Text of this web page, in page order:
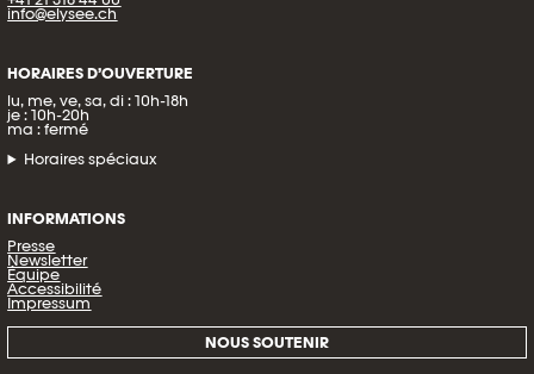
info@elysee.ch
HORAIRES D’OUVERTURE
lu, me, ve, sa, di : 10h-18h
je : 10h-20h
ma : fermé
Horaires spéciaux
INFORMATIONS
Presse
Newsletter
Équipe
Accessibilité
Impressum
NOUS SOUTENIR